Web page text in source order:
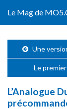
Le Mag de
Une
Le
L’Analogue